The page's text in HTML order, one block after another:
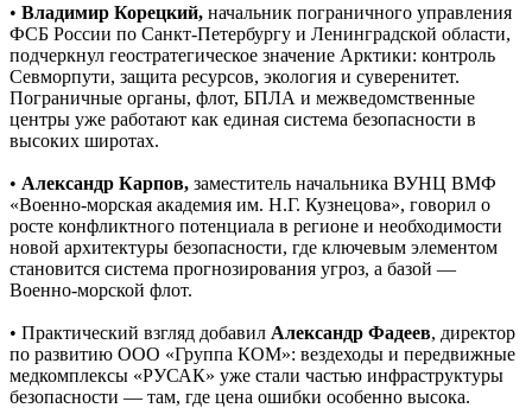
• Владимир Корецкий, начальник пограничного управления
ФСБ России по Санкт-Петербургу и Ленинградской области,
подчеркнул геостратегическое значение Арктики: контроль
Севморпути, защита ресурсов, экология и суверенитет.
Пограничные органы, флот, БПЛА и межведомственные
центры уже работают как единая система безопасности в
высоких широтах.
• Александр Карпов, заместитель начальника ВУНЦ ВМФ
«Военно-морская академия им. Н.Г. Кузнецова», говорил о
росте конфликтного потенциала в регионе и необходимости
новой архитектуры безопасности, где ключевым элементом
становится система прогнозирования угроз, а базой —
Военно-морской флот.
• Практический взгляд добавил Александр Фадеев, директор
по развитию ООО «Группа КОМ»: вездеходы и передвижные
медкомплексы «РУСАК» уже стали частью инфраструктуры
безопасности — там, где цена ошибки особенно высока.